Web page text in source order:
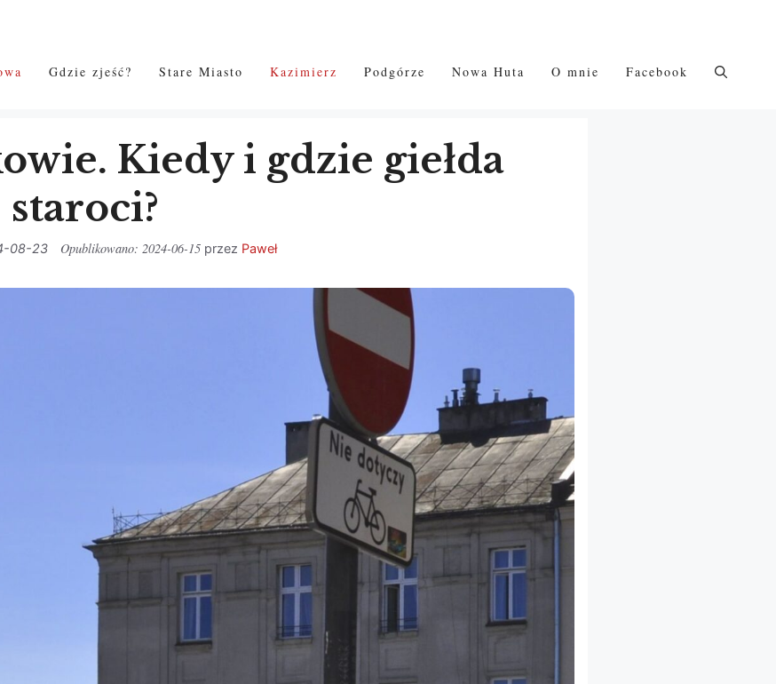
Gdzie zjeść? Stare Miasto Kazimierz Podgórze Nowa Huta O mnie Facebook
Kiedy i gdzie giełda
staroci?
08-23 2024-06-15 przez Paweł